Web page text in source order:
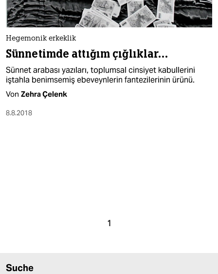
Hegemonik erkeklik
Sünnetimde attığım çığlıklar…
Sünnet arabası yazıları, toplumsal cinsiyet kabullerini
iştahla benimsemiş ebeveynlerin fantezilerinin ürünü.
Von Zehra Çelenk
8.8.2018
1
Suche